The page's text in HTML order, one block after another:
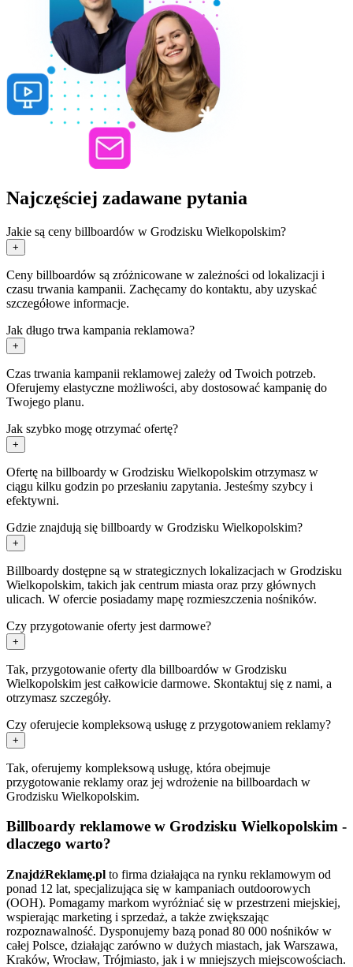
Najczęściej zadawane pytania
Jakie są ceny billboardów w Grodzisku Wielkopolskim?
+
Ceny billboardów są zróżnicowane w zależności od lokalizacji i
czasu trwania kampanii. Zachęcamy do kontaktu, aby uzyskać
szczegółowe informacje.
Jak długo trwa kampania reklamowa?
+
Czas trwania kampanii reklamowej zależy od Twoich potrzeb.
Oferujemy elastyczne możliwości, aby dostosować kampanię do
Twojego planu.
Jak szybko mogę otrzymać ofertę?
+
Ofertę na billboardy w Grodzisku Wielkopolskim otrzymasz w
ciągu kilku godzin po przesłaniu zapytania. Jesteśmy szybcy i
efektywni.
Gdzie znajdują się billboardy w Grodzisku Wielkopolskim?
+
Billboardy dostępne są w strategicznych lokalizacjach w Grodzisku
Wielkopolskim, takich jak centrum miasta oraz przy głównych
ulicach. W ofercie posiadamy mapę rozmieszczenia nośników.
Czy przygotowanie oferty jest darmowe?
+
Tak, przygotowanie oferty dla billboardów w Grodzisku
Wielkopolskim jest całkowicie darmowe. Skontaktuj się z nami, a
otrzymasz szczegóły.
Czy oferujecie kompleksową usługę z przygotowaniem reklamy?
+
Tak, oferujemy kompleksową usługę, która obejmuje
przygotowanie reklamy oraz jej wdrożenie na billboardach w
Grodzisku Wielkopolskim.
Billboardy reklamowe w Grodzisku Wielkopolskim -
dlaczego warto?
ZnajdźReklamę.pl to firma działająca na rynku reklamowym od
ponad 12 lat, specjalizująca się w kampaniach outdoorowych
(OOH). Pomagamy markom wyróżniać się w przestrzeni miejskiej,
wspierając marketing i sprzedaż, a także zwiększając
rozpoznawalność. Dysponujemy bazą ponad 80 000 nośników w
całej Polsce, działając zarówno w dużych miastach, jak Warszawa,
Kraków, Wrocław, Trójmiasto, jak i w mniejszych miejscowościach.